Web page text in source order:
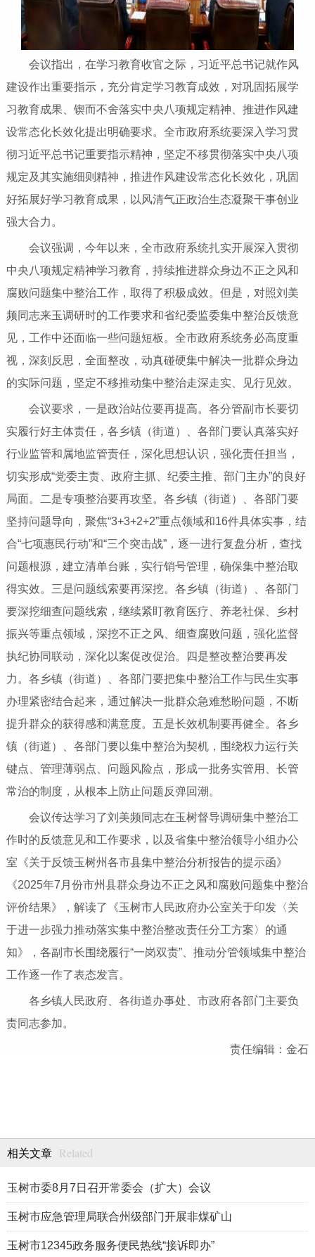
会议指出，在学习教育收官之际，习近平总书记就作风
建设作出重要指示，充分肯定学习教育成效，对巩固拓展学
习教育成果、锲而不舍落实中央八项规定精神、推进作风建
设常态化长效化提出明确要求。全市政府系统要深入学习贯
彻习近平总书记重要指示精神，坚定不移贯彻落实中央八项
规定及其实施细则精神，推进作风建设常态化长效化，巩固
好拓展好学习教育成果，以风清气正政治生态凝聚干事创业
强大合力。
会议强调，今年以来，全市政府系统扎实开展深入贯彻
中央八项规定精神学习教育，持续推进群众身边不正之风和
腐败问题集中整治工作，取得了积极成效。但是，对照刘美
频同志来玉调研时的工作要求和省纪委监委集中整治反馈意
见，工作中还面临一些问题短板。全市政府系统务必高度重
视，深刻反思，全面整改，动真碰硬集中解决一批群众身边
的实际问题，坚定不移推动集中整治走深走实、见行见效。
会议要求，一是政治站位要再提高。各分管副市长要切
实履行好主体责任，各乡镇（街道）、各部门要认真落实好
行业监管和属地监管责任，深化思想认识，强化责任担当，
切实形成“党委主责、政府主抓、纪委主推、部门主办”的良好
局面。二是专项整治要再攻坚。各乡镇（街道）、各部门要
坚持问题导向，聚焦“3+3+2+2”重点领域和16件具体实事，结
合“七项惠民行动”和“三个突击战”，逐一进行复盘分析，查找
问题根源，建立清单台账，实行销号管理，确保集中整治取
得实效。三是问题线索要再深挖。各乡镇（街道）、各部门
要深挖细查问题线索，继续紧盯教育医疗、养老社保、乡村
振兴等重点领域，深挖不正之风、细查腐败问题，强化监督
执纪协同联动，深化以案促改促治。四是整改整治要再发
力。各乡镇（街道）、各部门要把集中整治工作与民生实事
办理紧密结合起来，通过解决一批群众急难愁盼问题，不断
提升群众的获得感和满意度。五是长效机制要再健全。各乡
镇（街道）、各部门要以集中整治为契机，围绕权力运行关
键点、管理薄弱点、问题风险点，形成一批务实管用、长管
常治的制度，从根本上防止问题反弹回潮。
会议传达学习了刘美频同志在玉树督导调研集中整治工
作时的反馈意见和工作要求，以及省集中整治领导小组办公
室《关于反馈玉树州各市县集中整治分析报告的提示函》
《2025年7月份市州县群众身边不正之风和腐败问题集中整治
评价结果》，解读了《玉树市人民政府办公室关于印发〈关
于进一步强力推动落实集中整治整改责任分工方案〉的通
知》，各副市长围绕履行“一岗双责”、推动分管领域集中整治
工作逐一作了表态发言。
各乡镇人民政府、各街道办事处、市政府各部门主要负
责同志参加。
责任编辑：金石
相关文章 Related
玉树市委8月7日召开常委会（扩大）会议
玉树市应急管理局联合州级部门开展非煤矿山
玉树市12345政务服务便民热线“接诉即办”